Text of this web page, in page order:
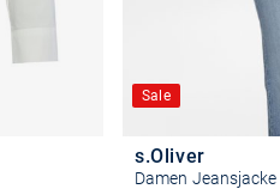
Sale
s.Oliver
Damen Jeansjacke